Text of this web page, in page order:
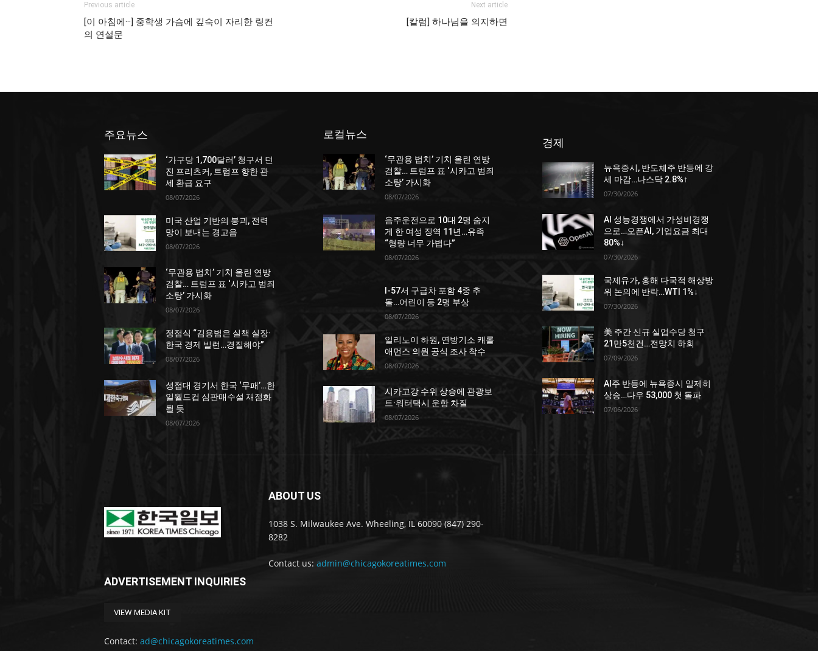
Previous article
[이 아침에···] 중학생 가슴에 깊숙이 자리한 링컨
의 연설문
Next article
[칼럼] 하나님을 의지하면
주요뉴스
‘가구당 1,700달러’ 청구서 던
진 프리츠커, 트럼프 향한 관
세 환급 요구
08/07/2026
미국 산업 기반의 붕괴, 전력
망이 보내는 경고음
08/07/2026
‘무관용 법치’ 기치 올린 연방
검찰… 트럼프 표 ‘시카고 범죄
소탕’ 가시화
08/07/2026
정점식 “김용범은 실책 실장·
한국 경제 빌런…경질해야”
08/07/2026
성접대 경기서 한국 ‘무패’…한
일월드컵 심판매수설 재점화
될 듯
08/07/2026
로컬뉴스
‘무관용 법치’ 기치 올린 연방
검찰… 트럼프 표 ‘시카고 범죄
소탕’ 가시화
08/07/2026
음주운전으로 10대 2명 숨지
게 한 여성 징역 11년…유족
“형량 너무 가볍다”
08/07/2026
I-57서 구급차 포함 4중 추
돌…어린이 등 2명 부상
08/07/2026
일리노이 하원, 연방기소 캐롤
애먼스 의원 공식 조사 착수
08/07/2026
시카고강 수위 상승에 관광보
트·워터택시 운항 차질
08/07/2026
경제
뉴욕증시, 반도체주 반등에 강
세 마감…나스닥 2.8%↑
07/30/2026
AI 성능경쟁에서 가성비경쟁
으로…오픈AI, 기업요금 최대
80%↓
07/30/2026
국제유가, 홍해 다국적 해상방
위 논의에 반락…WTI 1%↓
07/30/2026
美 주간 신규 실업수당 청구
21만5천건…전망치 하회
07/09/2026
AI주 반등에 뉴욕증시 일제히
상승…다우 53,000 첫 돌파
07/06/2026
ABOUT US
1038 S. Milwaukee Ave. Wheeling, IL 60090 (847) 290-
8282
Contact us: admin@chicagokoreatimes.com
ADVERTISEMENT INQUIRIES
VIEW MEDIA KIT
Contact: ad@chicagokoreatimes.com